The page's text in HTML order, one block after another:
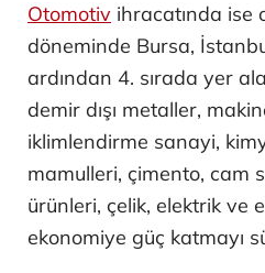
Otomotiv ihracatında ise
döneminde Bursa,
ardından 4. sırada yer
demir dışı metaller,
iklimlendirme sanayi,
mamulleri, çimento, cam
ürünleri, çelik, elektrik ve
ekonomiye güç katmayı